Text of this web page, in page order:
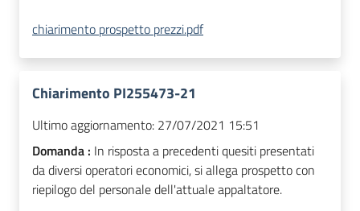
chiarimento prospetto prezzi.pdf
Chiarimento PI255473-21
Ultimo aggiornamento: 27/07/2021 15:51
Domanda : In risposta a precedenti quesiti presentati
da diversi operatori economici, si allega prospetto con
riepilogo del personale dell'attuale appaltatore.